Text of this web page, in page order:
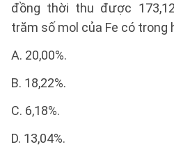
đồng thời thu được
trăm số mol của Fe có trong
A. 20,00%.
B. 18,22%.
C. 6,18%.
D. 13,04%.